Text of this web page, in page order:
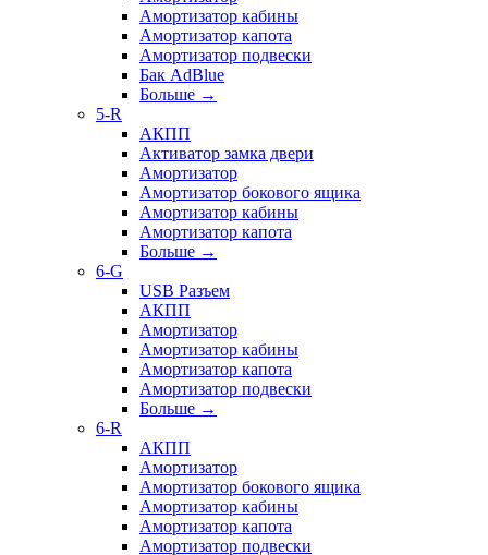
Амортизатор кабины
Амортизатор капота
Амортизатор подвески
Бак AdBlue
Больше →
5-R
АКПП
Активатор замка двери
Амортизатор
Амортизатор бокового ящика
Амортизатор кабины
Амортизатор капота
Больше →
6-G
USB Разъем
АКПП
Амортизатор
Амортизатор кабины
Амортизатор капота
Амортизатор подвески
Больше →
6-R
АКПП
Амортизатор
Амортизатор бокового ящика
Амортизатор кабины
Амортизатор капота
Амортизатор подвески